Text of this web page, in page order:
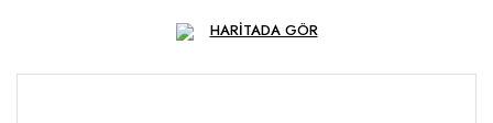
HARİTADA GÖR